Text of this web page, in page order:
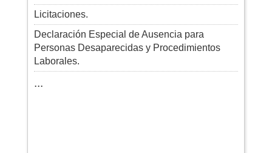
Licitaciones.
Declaración Especial de Ausencia para
Personas Desaparecidas y Procedimientos
Laborales.
...